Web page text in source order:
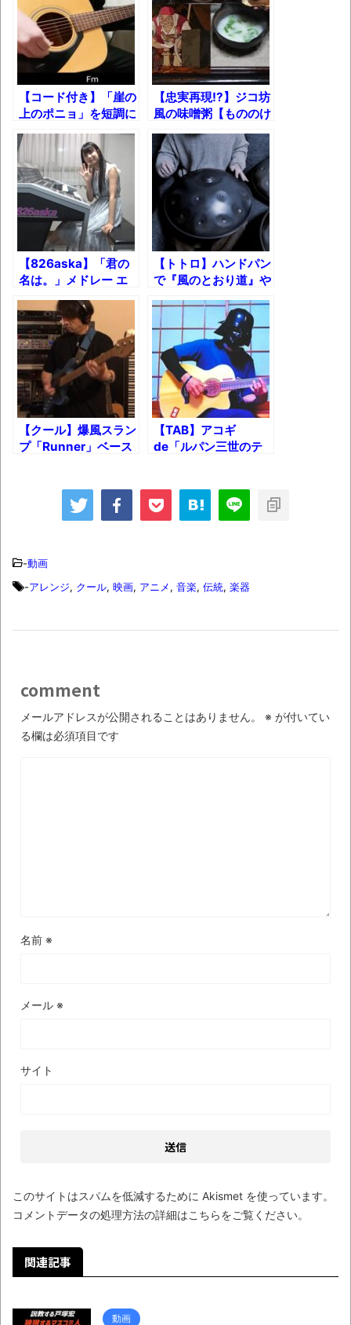
果･････････････････････････････
【動画】カニ、ちょっかい出してきた陰に
ブチギレ
長野県のなめこのデカさが規格外だったｗ
ｗ
新装版「ご冗談でしょう、ファインマンさ
ん（上）（下）」発売
【画像】整形で2400万円超えの美女、水着
グラビアに挑戦
歴ログは10周年ですがnoteに引っ越します
進撃の巨人シーズン7 ファイナルシーズンの
感想
TBS「マツコの知らない世界」スタグル特
集でほとんど紹介されなかったJリーグ…なら
ば自分たちで紹介だ！
時代の流れ
【衝撃】道志村の骨や服、沢の上流から流
オーストラリアの男性飛行家 太平洋横断
屋やお煽り運転など盛りだくさん
「ム、ムリです・・・」メガネ美人ナース
「ム、ムリです・・・」メガネ美人ナース
ナチスドイツは何故バルバロッサ作戦とか
ブログお引越しのお知らせ
Powered by livedoor 相互RSS
【コード付き】「崖の
上のポニョ」を短調に
した結果！
【忠実再現!?】ジコ坊
風の味噌粥【もののけ
姫】
【826aska】「君の
名は。」メドレー エ
レクトーン演奏
【トトロ】ハンドパン
で『風のとおり道』や
ってみた！
【クール】爆風スラン
プ「Runner」ベース
【TAB】アコギ
de「ルパン三世のテ
-動画
-アレンジ, クール, 映画, アニメ, 音楽, 伝統, 楽器
comment
メールアドレスが公開されることはありません。 ※ が付いてい
る欄は必須項目です
名前 ※
メール ※
サイト
このサイトはスパムを低減するために Akismet を使っています。
コメントデータの処理方法の詳細はこちらをご覧ください。
関連記事
動画